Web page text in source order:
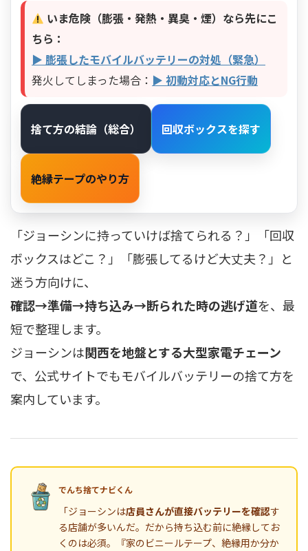
いま危険（膨張・発熱・異臭・煙）なら先にこ
ちら：
▶ 膨張したモバイルバッテリーの対処（緊急）
発火してしまった場合： ▶ 初動対応とNG行動
捨て方の結論（総合） 回収ボックスを探す
絶縁テープのやり方
「ジョーシンに持っていけば捨てられる？」「回収
ボックスはどこ？」「膨張してるけど大丈夫？」と
迷う方向けに、
確認→準備→持ち込み→断られた時の逃げ道を、最
短で整理します。
ジョーシンは関西を地盤とする大型家電チェーン
で、公式サイトでもモバイルバッテリーの捨て方を
案内しています。
でんち捨てナビくん
「ジョーシンは店員さんが直接バッテリーを確認す
る店舗が多いんだ。だから持ち込む前に絶縁してお
くのは必須。『家のビニールテープ、絶縁用か分か